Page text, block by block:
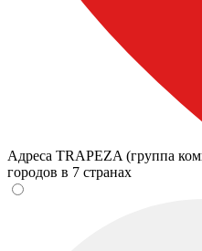
Адреса TRAPEZA (группа
городов в 7 странах